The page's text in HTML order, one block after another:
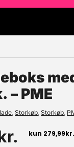
– PME
,Storkøb,Storkøb,